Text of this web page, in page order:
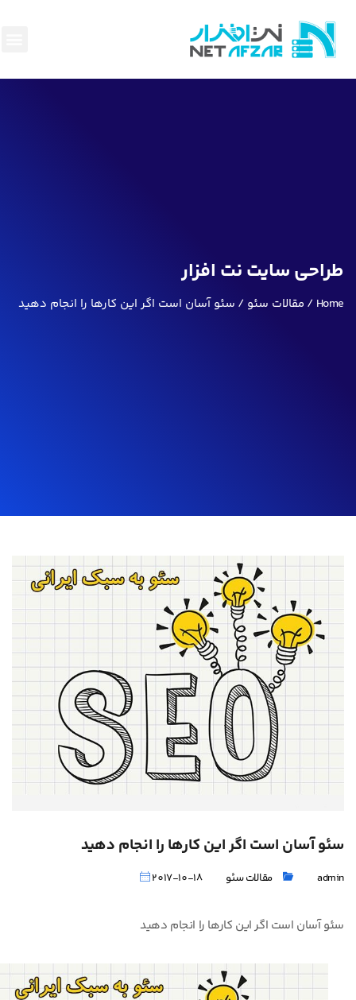
طراحی سایت نت افزار
Home مقالات سئو سئو آسان است اگر این کارها را انجام دهید
سئو آسان است اگر این کارها را انجام دهید
admin مقالات سئو 2017-10-18
سئو آسان است اگر این کارها را انجام دهید